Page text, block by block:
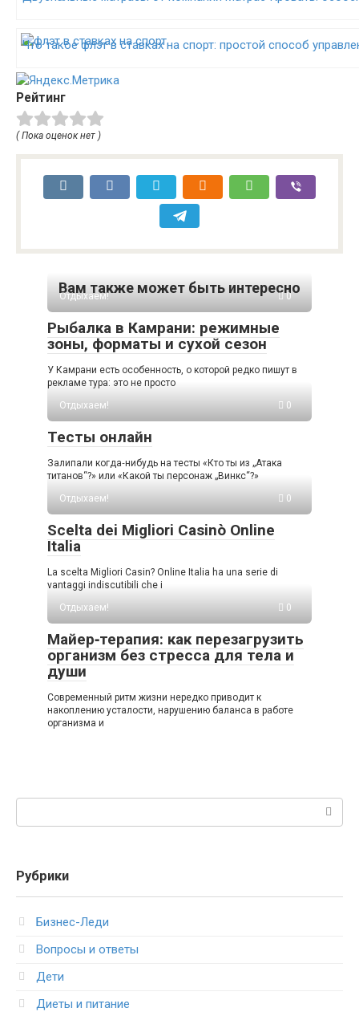
Что такое флэт в ставках на спорт: простой способ
Рейтинг
( Пока оценок нет )
Вам также может быть интересно
Отдыхаем! 0
Рыбалка в Камрани: режимные
зоны, форматы и сухой сезон
У Камрани есть особенность, о которой редко пишут в
рекламе тура: это не просто
Отдыхаем!
0
Тесты онлайн
Залипали когда‑нибудь на тесты «Кто ты из „Атака
титанов“?» или «Какой ты персонаж „Винкс“?»
Отдыхаем!
0
Scelta dei Migliori Casinò Online
Italia
La scelta Migliori Casin? Online Italia ha una serie di
vantaggi indiscutibili che i
Отдыхаем!
0
Майер‑терапия: как перезагрузить
организм без стресса для тела и
души
Современный ритм жизни нередко приводит к
накоплению усталости, нарушению баланса в работе
организма и
Рубрики
Бизнес-Леди
Вопросы и ответы
Дети
Диеты и питание